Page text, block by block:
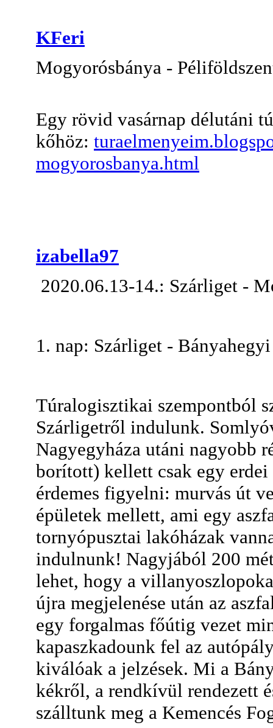
KFeri
Mogyorósbánya -
Egy rövid vasárnap délutáni
kőhöz:
mogyorosbanya.html
izabella97
2020.06.13-14.: Szárliget -
1. nap: Szárliget -
Túralogisztikai szempontból
Szárligetről indulunk.
Nagyegyháza utáni nagyobb
borított) kellett csak egy
érdemes figyelni: murvás út
épületek mellett, ami egy
tornyópusztai lakóházak
indulnunk! Nagyjából 200
lehet, hogy a
újra megjelenése után az
egy forgalmas főútig vezet
kapaszkadounk fel az
kiválóak a jelzések. Mi a
kékről, a rendkívül rendezett
szálltunk meg a Kemencés